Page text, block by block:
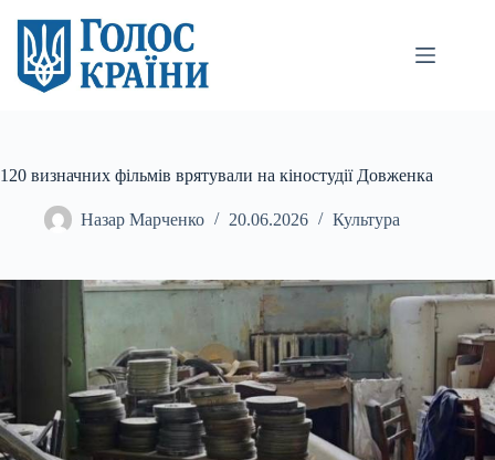
вмісту
120 визначних фільмів врятували на кіностудії Довженка
Назар Марченко 20.06.2026 Культура